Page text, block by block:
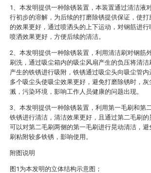
1、本发明提供一种除锈装置，本装置通过清洁液
行初步的溶解，为后续的打磨除锈提供保证，使打
的效果更好，通过喷洒头的上下运动，对钢筋进行
喷洒效果更好，方便后续的清洁。
2、本发明提供一种除锈装置，利用清洁刷对钢筋
刷洗，通过吸尘箱内的吸尘风扇产生的负压将清洁
产生的铁锈进行吸附，铁锈通过吸尘头向吸尘管内
多个吸尘头使吸尘效果更好，避免打磨除锈时，灰
溅，污染环境，影响工作人员健康的问题出现。
3、本发明提供一种除锈装置，利用第一毛刷和第
铁锈进行清洁，清洁效果更好，且通过第二毛刷的
可以对第二毛刷两侧的第一毛刷进行晃动清洁，避
刷粘附较多铁锈，影响使用。
附图说明
图1为本发明的立体结构示意图；